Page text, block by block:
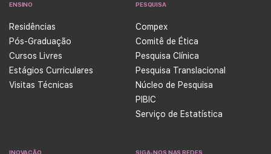
ENSINO
Residências
Pós-Graduação
Cursos Livres
Estágios Curriculares
Visitas Técnicas
PESQUISA
Compex
Comitê de Ética
Pesquisa Clínica
Pesquisa Translacional
Núcleo de Pesquisa
PIBIC
Serviço de Estatística
INOVAÇÃO SIGA-NOS NAS REDES